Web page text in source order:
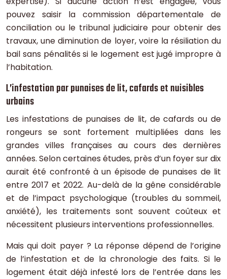
pouvez saisir la commission départementale de
conciliation ou le tribunal judiciaire pour obtenir des
travaux, une diminution de loyer, voire la résiliation du
bail sans pénalités si le logement est jugé impropre à
l’habitation.
L’infestation par punaises de lit, cafards et nuisibles
urbains
Les infestations de punaises de lit, de cafards ou de
rongeurs se sont fortement multipliées dans les
grandes villes françaises au cours des dernières
années. Selon certaines études, près d’un foyer sur dix
aurait été confronté à un épisode de punaises de lit
entre 2017 et 2022. Au-delà de la gêne considérable
et de l’impact psychologique (troubles du sommeil,
anxiété), les traitements sont souvent coûteux et
nécessitent plusieurs interventions professionnelles.
Mais qui doit payer ? La réponse dépend de l’origine
de l’infestation et de la chronologie des faits. Si le
logement était déjà infesté lors de l’entrée dans les